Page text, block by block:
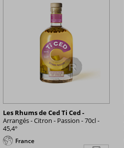
Les Rhums de Ced Ti Ced -
Arrangés - Citron - Passion - 70cl -
45,4°
France